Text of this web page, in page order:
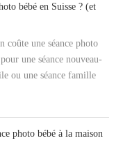
bébé en Suisse ? (et
coûte une séance photo
une séance nouveau-
ou une séance famille
photo bébé à la maison